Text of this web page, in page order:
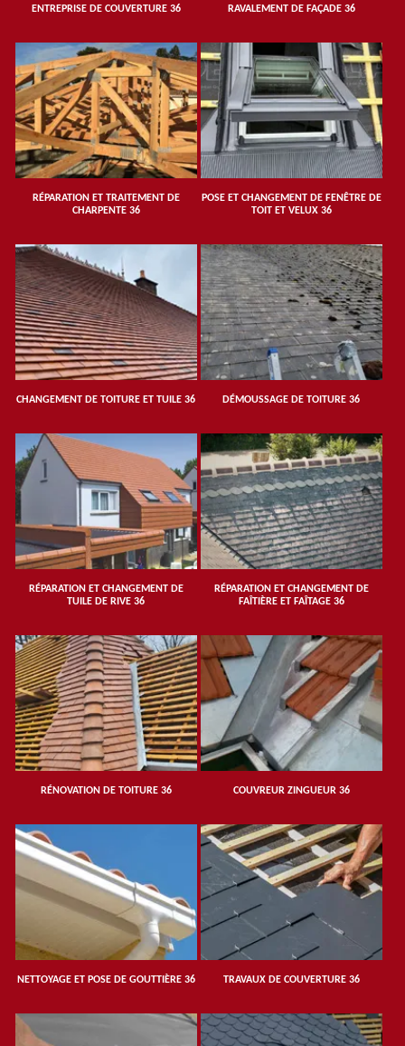
ENTREPRISE DE COUVERTURE 36 RAVALEMENT DE FAÇADE 36
RÉPARATION ET TRAITEMENT DE
CHARPENTE 36
POSE ET CHANGEMENT DE FENÊTRE DE
TOIT ET VELUX 36
CHANGEMENT DE TOITURE ET TUILE 36 DÉMOUSSAGE DE TOITURE 36
RÉPARATION ET CHANGEMENT DE
TUILE DE RIVE 36
RÉPARATION ET CHANGEMENT DE
FAÎTIÈRE ET FAÎTAGE 36
RÉNOVATION DE TOITURE 36 COUVREUR ZINGUEUR 36
NETTOYAGE ET POSE DE GOUTTIÈRE 36 TRAVAUX DE COUVERTURE 36